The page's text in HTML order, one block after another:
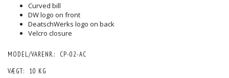
Curved bill
DW logo on front
DeatschWerks logo on back
Velcro closure
MODEL/VARENR.:
CP-02-AC
VÆGT:
10 KG